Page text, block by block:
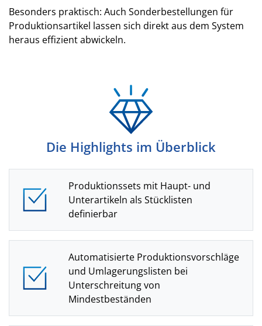
Besonders praktisch: Auch Sonderbestellungen für
Produktionsartikel lassen sich direkt aus dem System
heraus effizient abwickeln.
Die Highlights im Überblick
Produktionssets mit Haupt- und
Unterartikeln als Stücklisten
definierbar
Automatisierte Produktionsvorschläge
und Umlagerungslisten bei
Unterschreitung von
Mindestbeständen